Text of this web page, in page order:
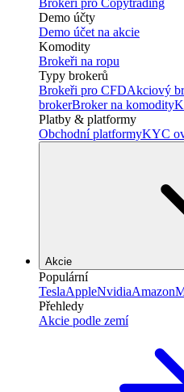
Brokeři pro Copytrading
Demo účty
Demo účet na akcie
Komodity
Brokeři na ropu
Typy brokerů
Brokeři pro CFDAkciový
brokerBroker na komodity
Platby & platformy
Obchodní platformyKYC
Akcie
Populární
TeslaAppleNvidiaAmazon
Přehledy
Akcie podle zemí